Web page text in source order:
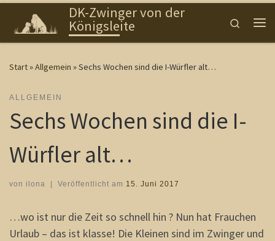
Zum Inhalt springenDK-Zwinger von der
Königsleite
Search
Start»Allgemein »Sechs Wochen sind die I-Würfler alt…
ALLGEMEIN
Sechs Wochen sind die I-
Würfler alt…
von ilona Veröffentlicht am 15. Juni 2017
…wo ist nur die Zeit so schnell hin ? Nun hat Frauchen
Urlaub – das ist klasse! Die Kleinen sind im Zwinger und